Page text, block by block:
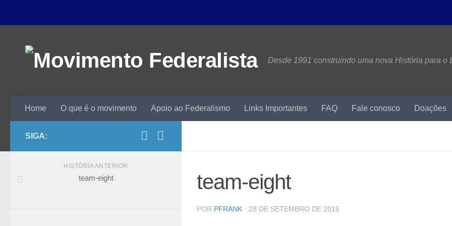
Desde 1991 construindo uma nova História para o
Home O que é o movimento Apoio ao Federalismo Links Importantes FAQ Fale conosco Doações
team-eight
POR PFRANK · 28 DE SETEMBRO DE 2015
SIGA:
HISTÓRIA ANTERIOR
team-eight